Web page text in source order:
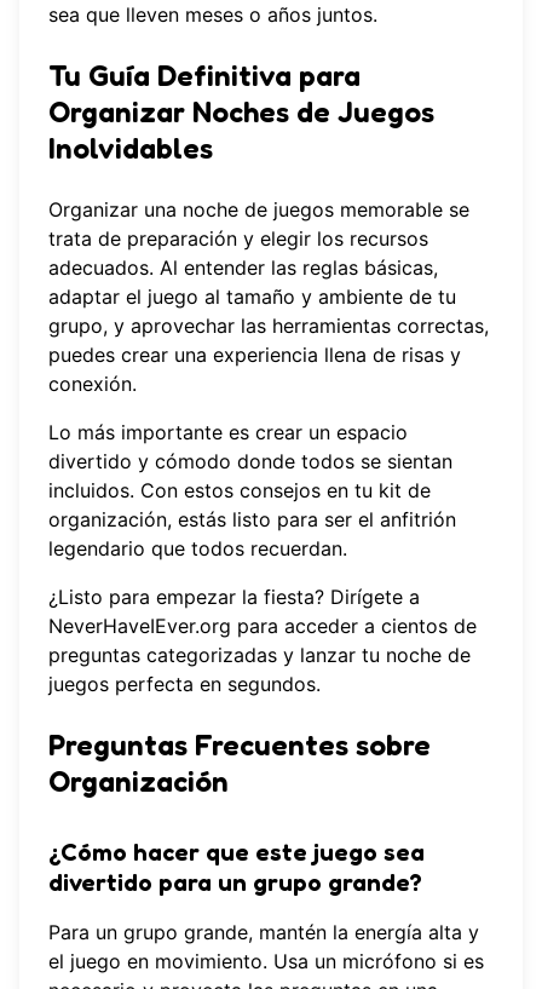
sea que lleven meses o años juntos.
Tu Guía Definitiva para
Organizar Noches de Juegos
Inolvidables
Organizar una noche de juegos memorable se
trata de preparación y elegir los recursos
adecuados. Al entender las reglas básicas,
adaptar el juego al tamaño y ambiente de tu
grupo, y aprovechar las herramientas correctas,
puedes crear una experiencia llena de risas y
conexión.
Lo más importante es crear un espacio
divertido y cómodo donde todos se sientan
incluidos. Con estos consejos en tu kit de
organización, estás listo para ser el anfitrión
legendario que todos recuerdan.
¿Listo para empezar la fiesta? Dirígete a
NeverHaveIEver.org para acceder a cientos de
preguntas categorizadas y lanzar tu noche de
juegos perfecta en segundos.
Preguntas Frecuentes sobre
Organización
¿Cómo hacer que este juego sea
divertido para un grupo grande?
Para un grupo grande, mantén la energía alta y
el juego en movimiento. Usa un micrófono si es